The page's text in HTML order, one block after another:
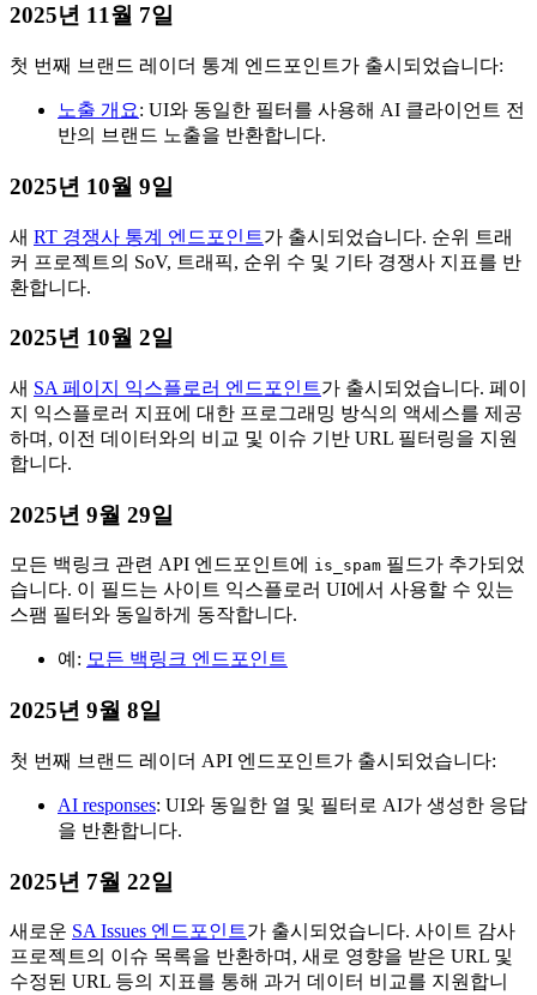
2025년 11월 7일
첫 번째 브랜드 레이더 통계 엔드포인트가 출시되었습니다:
노출 개요: UI와 동일한 필터를 사용해 AI 클라이언트 전
반의 브랜드 노출을 반환합니다.
2025년 10월 9일
새 RT 경쟁사 통계 엔드포인트가 출시되었습니다. 순위 트래
커 프로젝트의 SoV, 트래픽, 순위 수 및 기타 경쟁사 지표를 반
환합니다.
2025년 10월 2일
새 SA 페이지 익스플로러 엔드포인트가 출시되었습니다. 페이
지 익스플로러 지표에 대한 프로그래밍 방식의 액세스를 제공
하며, 이전 데이터와의 비교 및 이슈 기반 URL 필터링을 지원
합니다.
2025년 9월 29일
모든 백링크 관련 API 엔드포인트에 is_spam 필드가 추가되었
습니다. 이 필드는 사이트 익스플로러 UI에서 사용할 수 있는
스팸 필터와 동일하게 동작합니다.
예: 모든 백링크 엔드포인트
2025년 9월 8일
첫 번째 브랜드 레이더 API 엔드포인트가 출시되었습니다:
AI responses: UI와 동일한 열 및 필터로 AI가 생성한 응답
을 반환합니다.
2025년 7월 22일
새로운 SA Issues 엔드포인트가 출시되었습니다. 사이트 감사
프로젝트의 이슈 목록을 반환하며, 새로 영향을 받은 URL 및
수정된 URL 등의 지표를 통해 과거 데이터 비교를 지원합니